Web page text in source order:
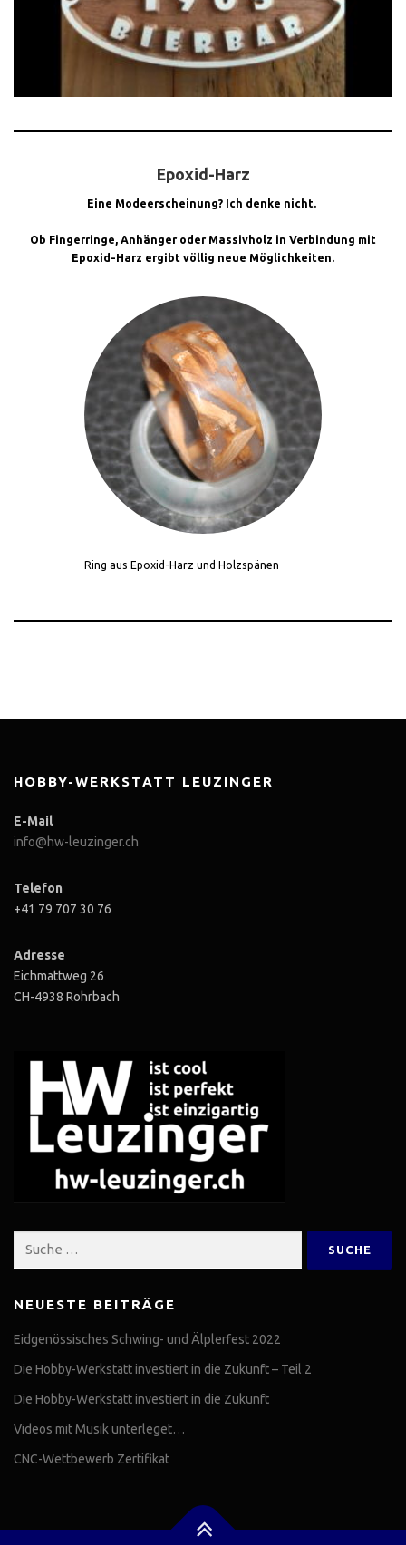
Epoxid-Harz
Eine Modeerscheinung? Ich denke nicht.
Ob Fingerringe, Anhänger oder Massivholz in Verbindung mit
Epoxid-Harz ergibt völlig neue Möglichkeiten.
Ring aus Epoxid-Harz und Holzspänen
HOBBY-WERKSTATT LEUZINGER
E-Mail
info@hw-leuzinger.ch
Telefon
+41 79 707 30 76
Adresse
Eichmattweg 26
CH-4938 Rohrbach
Suche
NEUESTE BEITRÄGE
Eidgenössisches Schwing- und Älplerfest 2022
Die Hobby-Werkstatt investiert in die Zukunft – Teil 2
Die Hobby-Werkstatt investiert in die Zukunft
Videos mit Musik unterleget…
CNC-Wettbewerb Zertifikat